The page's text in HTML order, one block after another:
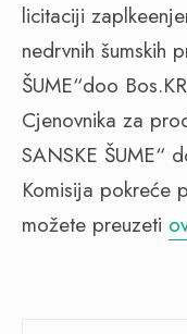
licitaciji
nedrvnih šumskih
ŠUME“doo
Cjenovnika za
SANSKE ŠUME“
Komisija pokreće
možete preuzeti